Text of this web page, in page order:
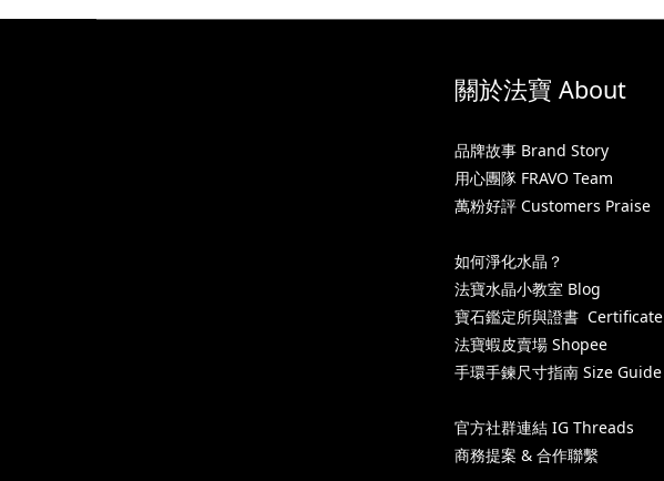
關於法寶 About
品牌故事 Brand Story
用心團隊 FRAVO Team
萬粉好評 Customers Praise
如何淨化水晶？
法寶水晶小教室 Blog
寶石鑑定所與證書 Certificate
法寶蝦皮賣場 Shopee
手環手鍊尺寸指南 Size Guide
官方社群連結 IG Threads
商務提案 & 合作聯繫